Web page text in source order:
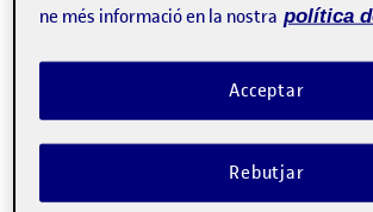
La inscripció ha finalitzat.
Inscriure-s'hi
ne més informació en la nostra política
Rebutjar
Acceptar